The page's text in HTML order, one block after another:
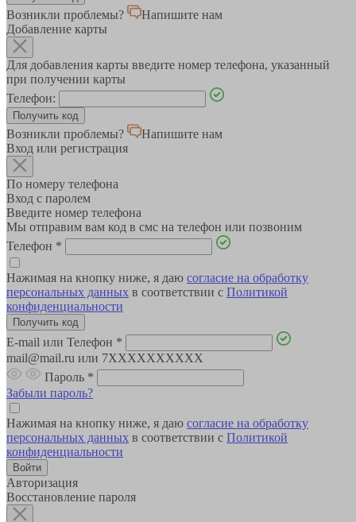
Возникли проблемы?
Напишите нам
Добавление карты
Для добавления карты введите номер телефона, указанный
при получении карты
Телефон:
Возникли проблемы?
Напишите нам
Вход или регистрация
По номеру телефона
Вход с паролем
Введите номер телефона
Мы отправим вам код в смс на телефон или позвоним
Телефон *
Нажимая на кнопку ниже, я даю согласие на обработку
персональных данных в соответствии с Политикой
конфиденциальности
E-mail или Телефон *
mail@mail.ru или 7XXXXXXXXXX
Пароль *
Забыли пароль?
Нажимая на кнопку ниже, я даю согласие на обработку
персональных данных в соответствии с Политикой
конфиденциальности
Авторизация
Восстановление пароля